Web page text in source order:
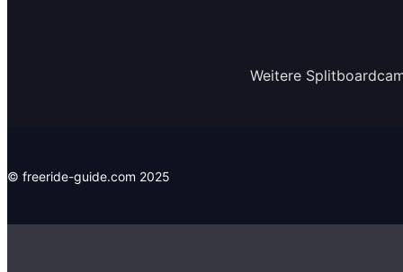
Weitere
© freeride-guide.com 2025